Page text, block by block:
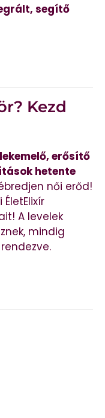
segítő
Kezd
erősítő
hetente
női erőd!
A levelek
mindig